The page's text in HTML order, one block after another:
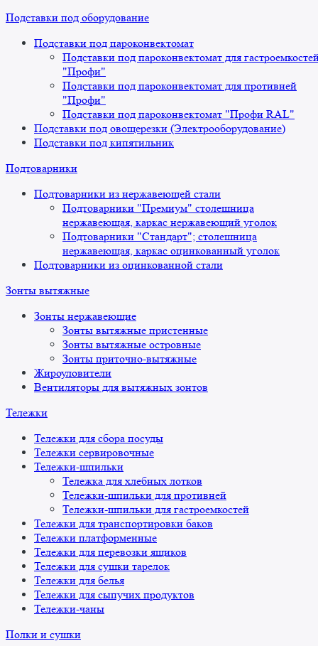
Подставки под оборудование
Подставки под пароконвектомат
Подставки под пароконвектомат для
"Профи"
Подставки под пароконвектомат для противней
"Профи"
Подставки под пароконвектомат "Профи RAL"
Подставки под овощерезки (Электрооборудование)
Подставки под кипятильник
Подтоварники
Подтоварники из нержавеющей стали
Подтоварники "Премиум" столешница
нержавеющая, каркас нержавеющий уголок
Подтоварники "Стандарт"; столешница
нержавеющая, каркас оцинкованный уголок
Подтоварники из оцинкованной стали
Зонты вытяжные
Зонты нержавеющие
Зонты вытяжные пристенные
Зонты вытяжные островные
Зонты приточно-вытяжные
Жироуловители
Вентиляторы для вытяжных зонтов
Тележки
Тележки для сбора посуды
Тележки сервировочные
Тележки-шпильки
Тележка для хлебных лотков
Тележки-шпильки для противней
Тележки-шпильки для гастроемкостей
Тележки для транспортировки баков
Тележки платформенные
Тележки для перевозки ящиков
Тележки для сушки тарелок
Тележки для белья
Тележки для сыпучих продуктов
Тележки-чаны
Полки и сушки